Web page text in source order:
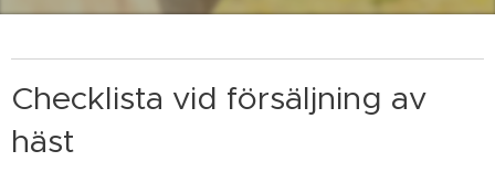
Checklista vid försäljning av
häst